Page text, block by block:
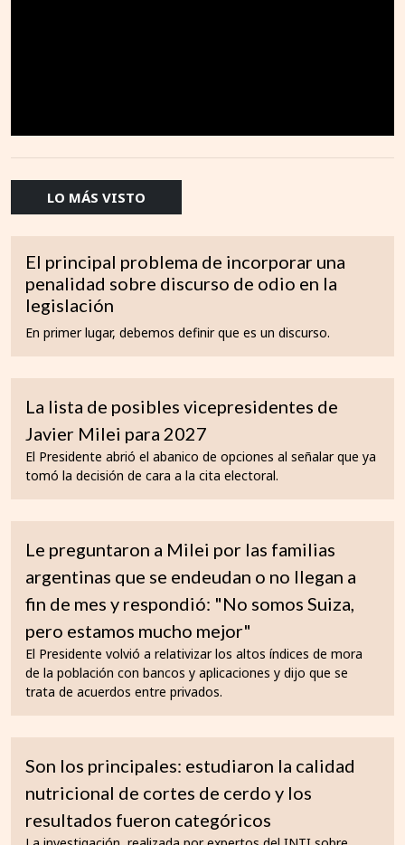
LO MÁS VISTO
El principal problema de incorporar una
penalidad sobre discurso de odio en la
legislación
En primer lugar, debemos definir que es un discurso.
La lista de posibles vicepresidentes de
Javier Milei para 2027
El Presidente abrió el abanico de opciones al señalar que ya
tomó la decisión de cara a la cita electoral.
Le preguntaron a Milei por las familias
argentinas que se endeudan o no llegan a
fin de mes y respondió: "No somos Suiza,
pero estamos mucho mejor"
El Presidente volvió a relativizar los altos índices de mora
de la población con bancos y aplicaciones y dijo que se
trata de acuerdos entre privados.
Son los principales: estudiaron la calidad
nutricional de cortes de cerdo y los
resultados fueron categóricos